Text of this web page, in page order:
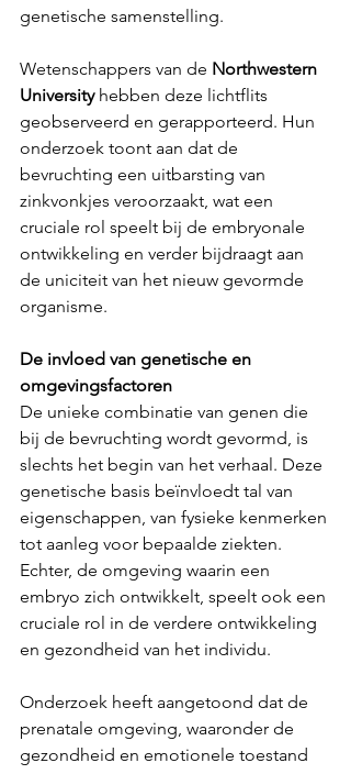
genetische samenstelling.
Wetenschappers van de Northwestern
University hebben deze lichtflits
geobserveerd en gerapporteerd. Hun
onderzoek toont aan dat de
bevruchting een uitbarsting van
zinkvonkjes veroorzaakt, wat een
cruciale rol speelt bij de embryonale
ontwikkeling en verder bijdraagt aan
de uniciteit van het nieuw gevormde
organisme.
De invloed van genetische en
omgevingsfactoren
De unieke combinatie van genen die
bij de bevruchting wordt gevormd, is
slechts het begin van het verhaal. Deze
genetische basis beïnvloedt tal van
eigenschappen, van fysieke kenmerken
tot aanleg voor bepaalde ziekten.
Echter, de omgeving waarin een
embryo zich ontwikkelt, speelt ook een
cruciale rol in de verdere ontwikkeling
en gezondheid van het individu.
Onderzoek heeft aangetoond dat de
prenatale omgeving, waaronder de
gezondheid en emotionele toestand